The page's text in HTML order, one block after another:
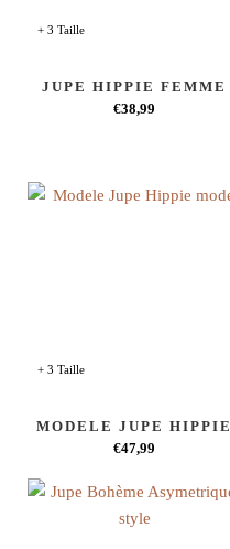
+ 3 Taille
JUPE HIPPIE FEMME
€38,99
+ 3 Taille
MODELE JUPE HIPPIE
€47,99